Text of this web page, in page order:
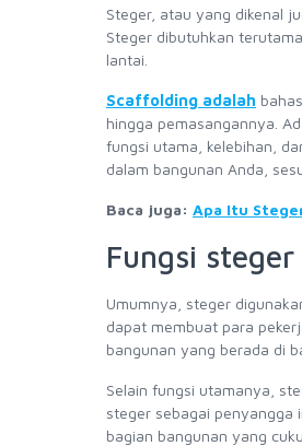
Steger, atau yang dikenal
Steger dibutuhkan
lantai.
Scaffolding adalah
hingga pemasangannya.
fungsi utama, kelebihan,
dalam bangunan Anda,
Baca juga: Apa Itu
Fungsi steger
Umumnya, steger
dapat membuat para
bangunan yang berada di
Selain fungsi utamanya,
steger sebagai
bagian bangunan yang